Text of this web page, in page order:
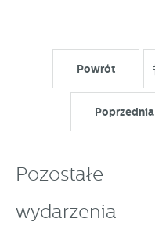
Powrót
Poprzednia
Pozostałe
wydarzenia